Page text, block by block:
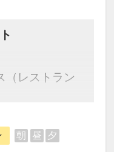
ーク札幌駅南
～2027年6月
：DP-2-
（レストラン
朝 昼 夕